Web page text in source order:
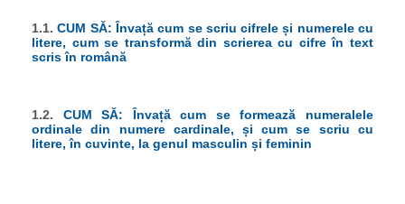
1.1.CUM SĂ: Învață cum se scriu cifrele și numerele cu
litere, cum se transformă din scrierea cu cifre în text
scris în română
1.2. CUM SĂ: Învață cum se formează numeralele
ordinale din numere cardinale, și cum se scriu cu
litere, în cuvinte, la genul masculin și feminin